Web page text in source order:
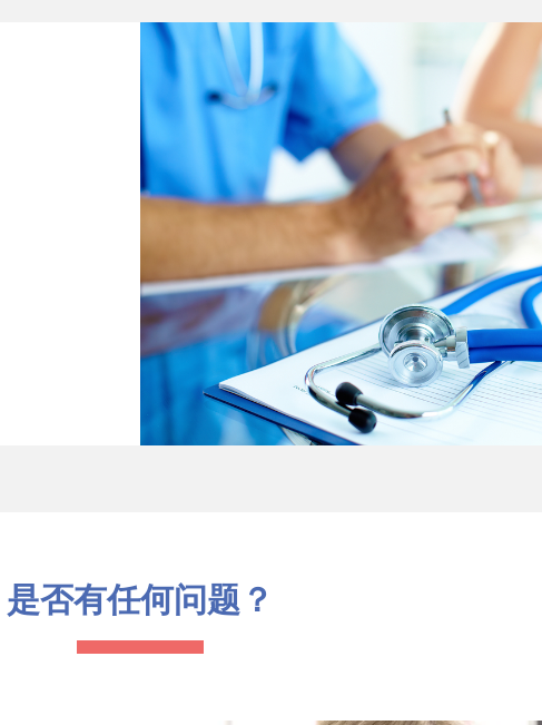
是否有任何问题？